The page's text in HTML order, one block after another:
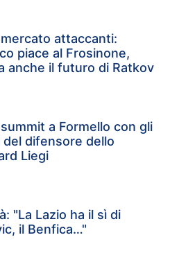
attaccanti:
piace al Frosinone,
anche il futuro di Ratkov
a Formello con gli
del difensore dello
Liegi
"La Lazio ha il sì di
il Benfica…"